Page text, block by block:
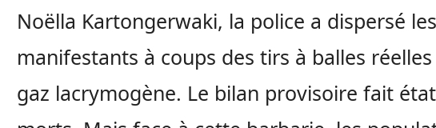
Noëlla Kartongerwaki, la police a dispersé les
manifestants à coups des tirs à balles
gaz lacrymogène. Le bilan provisoire fait